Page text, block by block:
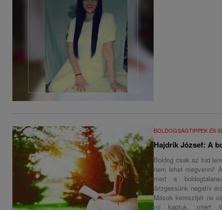
BOLDOGSÁGTIPPEK ÉS
Hajdrik József: A
Boldog csak az tud
nem lehet megvenni!
mert a
őrizgessünk negatív
Mások keresztjét ne
mi kaptuk, miért